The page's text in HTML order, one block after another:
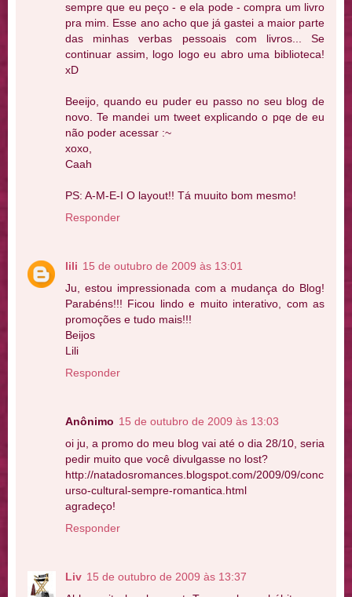
sempre que eu peço - e ela pode - compra um livro
pra mim. Esse ano acho que já gastei a maior parte
das minhas verbas pessoais com livros... Se
continuar assim, logo logo eu abro uma biblioteca!
xD
Beeijo, quando eu puder eu passo no seu blog de
novo. Te mandei um tweet explicando o pqe de eu
não poder acessar :~
xoxo,
Caah
PS: A-M-E-I O layout!! Tá muuito bom mesmo!
Responder
lili 15 de outubro de 2009 às 13:01
Ju, estou impressionada com a mudança do Blog!
Parabéns!!! Ficou lindo e muito interativo, com as
promoções e tudo mais!!!
Beijos
Lili
Responder
Anônimo 15 de outubro de 2009 às 13:03
oi ju, a promo do meu blog vai até o dia 28/10, seria
pedir muito que você divulgasse no lost?
http://natadosromances.blogspot.com/2009/09/conc
urso-cultural-sempre-romantica.html
agradeço!
Responder
Liv 15 de outubro de 2009 às 13:37